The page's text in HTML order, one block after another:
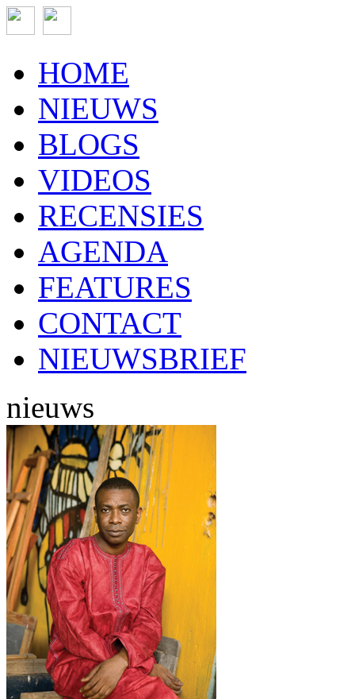
HOME
NIEUWS
BLOGS
VIDEOS
RECENSIES
AGENDA
FEATURES
CONTACT
NIEUWSBRIEF
nieuws